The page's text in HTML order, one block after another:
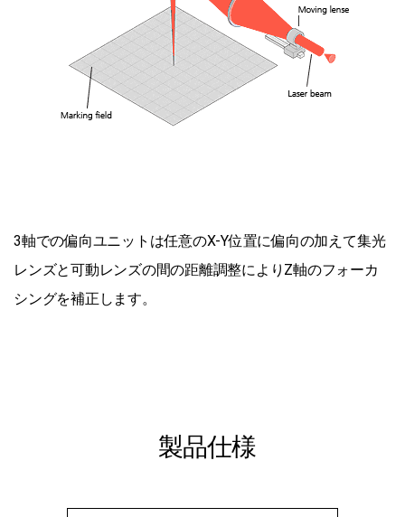
3軸での偏向ユニットは任意のX-Y位置に偏向の加えて集光
レンズと可動レンズの間の距離調整によりZ軸のフォーカ
シングを補正します。
製品仕様